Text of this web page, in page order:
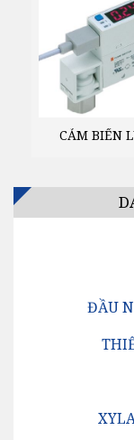
CẢM BIẾN
ĐẦU